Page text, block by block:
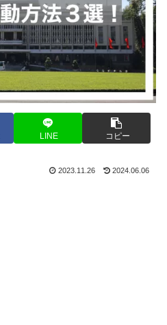
LINE コピー
2023.11.26 2024.06.06